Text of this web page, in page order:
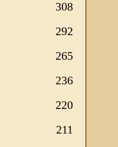
308
292
265
236
220
211